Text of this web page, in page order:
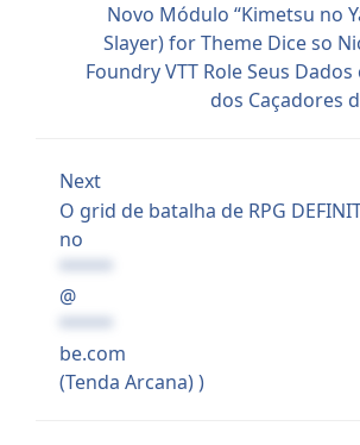
Novo Módulo “Kimetsu no
Slayer) for Theme Dice so
Foundry VTT Role Seus
dos Caçadores
Next
O grid de batalha de RPG
no
*****
@
*****
be.com
(Tenda Arcana) )